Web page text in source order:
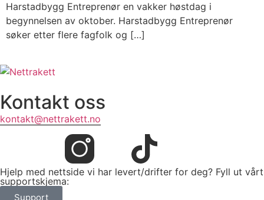
Harstadbygg Entreprenør en vakker høstdag i
begynnelsen av oktober. Harstadbygg Entreprenør
søker etter flere fagfolk og […]
Kontakt oss
kontakt@nettrakett.no
Hjelp med nettside vi har levert/drifter for deg? Fyll ut vårt
supportskjema:
Support